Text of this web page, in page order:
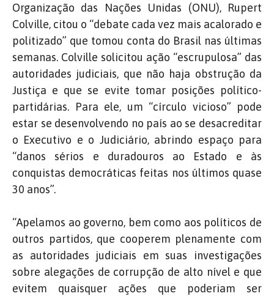
Organização das Nações Unidas (ONU), Rupert
Colville, citou o “debate cada vez mais acalorado e
politizado” que tomou conta do Brasil nas últimas
semanas. Colville solicitou ação “escrupulosa” das
autoridades judiciais, que não haja obstrução da
Justiça e que se evite tomar posições político-
partidárias. Para ele, um “círculo vicioso” pode
estar se desenvolvendo no país ao se desacreditar
o Executivo e o Judiciário, abrindo espaço para
“danos sérios e duradouros ao Estado e às
conquistas democráticas feitas nos últimos quase
30 anos”.
“Apelamos ao governo, bem como aos políticos de
outros partidos, que cooperem plenamente com
as autoridades judiciais em suas investigações
sobre alegações de corrupção de alto nível e que
evitem quaisquer ações que poderiam ser